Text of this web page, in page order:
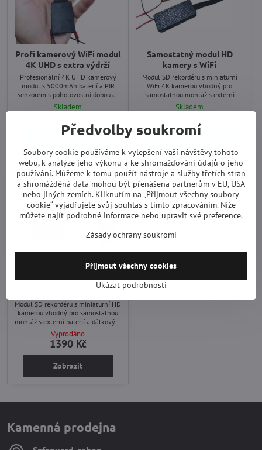
Profi kamerový WiFi modul
4K UHD s extra výdrží
Profesionální 4K UHD kamerový
modul s 5000mAh baterií a PIR
senzorem s pohotovostní dobou až
9 měsíců. Vlastní WiFi modul,
dálkové ovládání a TV výstup.
Skladem
Do košíku
Samostatný modul HD
kamery s WiFi
Modul SD rekordéru s miniaturní
WiFi 4K kamerou vhodný pro
samostatnou montáž s externí
baterií.
Skladem
Do košíku
Samostatný modul HD
kamery s SD rekorderém
Modul SD rekordéru s miniaturní HD
kamerou vhodný pro samostatnou
montáž s externí baterií a dálkovým
ovladačem. Funkce detekce pohybu,
fotografie, stálé video.
Vyprodáno
1390 Kč
Zobrazit
Kamenná prodejna
Předvolby soukromí
Soubory cookie používáme k vylepšení vaší návštěvy tohoto
webu, k analýze jeho výkonu a ke shromažďování údajů o jeho
používání. Můžeme k tomu použít nástroje a služby třetích stran
a shromážděná data mohou být přenášena partnerům v EU, USA
nebo jiných zemích. Kliknutím na „Přijmout všechny soubory
cookie“ vyjadřujete svůj souhlas s tímto zpracováním. Níže
můžete najít podrobné informace nebo upravit své preference.
Zásady ochrany soukromí
Ukázat podrobnosti
Přijmout všechny cookies